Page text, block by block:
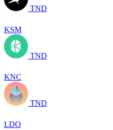
TND
KSM
TND
KNC
TND
LDO